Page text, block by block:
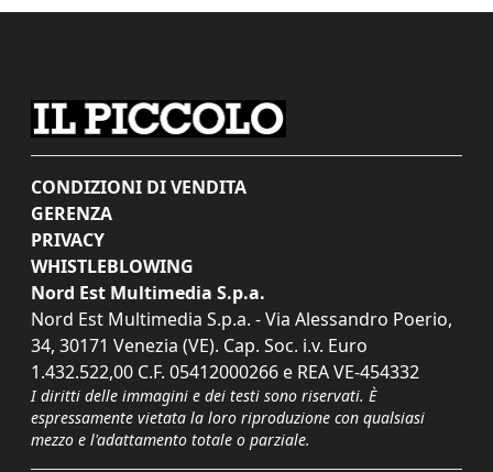
CONDIZIONI DI VENDITA
GERENZA
PRIVACY
WHISTLEBLOWING
Nord Est Multimedia S.p.a.
Nord Est Multimedia S.p.a. - Via Alessandro Poerio,
34, 30171 Venezia (VE). Cap. Soc. i.v. Euro
1.432.522,00 C.F. 05412000266 e REA VE-454332
I diritti delle immagini e dei testi sono riservati. È
espressamente vietata la loro riproduzione con qualsiasi
mezzo e l'adattamento totale o parziale.